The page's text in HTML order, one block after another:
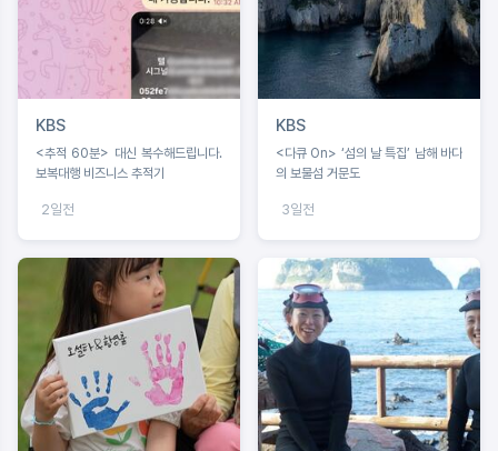
KBS
<추적 60분> 대신 복수해드립니다.
보복대행 비즈니스 추적기
2일전
KBS
<다큐 On> ‘섬의 날 특집’ 남해 바다
의 보물섬 거문도
3일전